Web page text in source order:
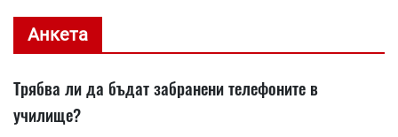
Анкета
Трябва ли да бъдат забранени телефоните в
училище?